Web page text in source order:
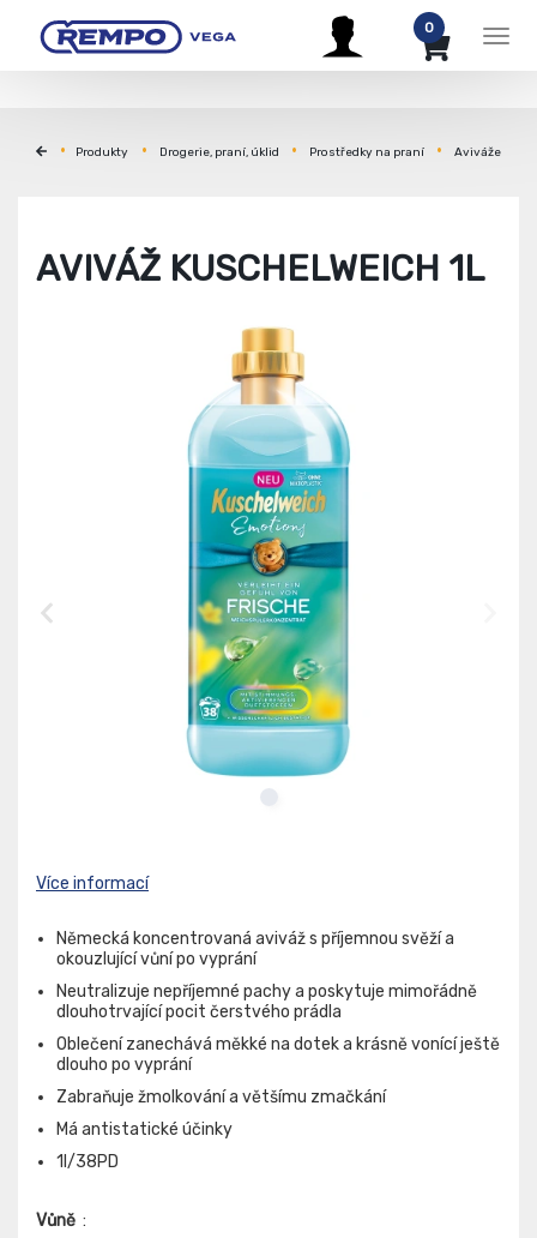
0
Produkty Drogerie, praní, úklid Prostředky na praní Aviváže
AVIVÁŽ KUSCHELWEICH 1L
Více informací
Německá koncentrovaná aviváž s příjemnou svěží a
okouzlující vůní po vyprání
Neutralizuje nepříjemné pachy a poskytuje mimořádně
dlouhotrvající pocit čerstvého prádla
Oblečení zanechává měkké na dotek a krásně vonící ještě
dlouho po vyprání
Zabraňuje žmolkování a většímu zmačkání
Má antistatické účinky
1l/38PD
Vůně :